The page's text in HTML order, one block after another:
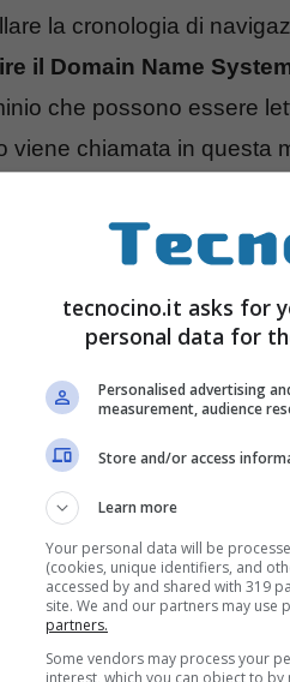
la cronologia di
il Domain Name
che possono essere
viene chiamata in questa
privata.
tecnocino.it asks for
personal data for
Personalised advertising
measurement, audience
Store and/or access
Learn more
Your personal data will be
(cookies, unique identifiers, and
accessed by and shared with 319
site. We and our partners may use
partners.
Some vendors may process your
interest, which you can object to